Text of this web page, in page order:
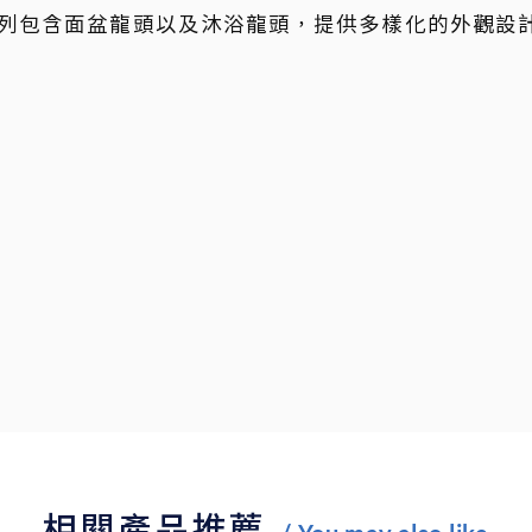
包含面盆龍頭以及沐浴龍頭，提供多樣化的外觀設